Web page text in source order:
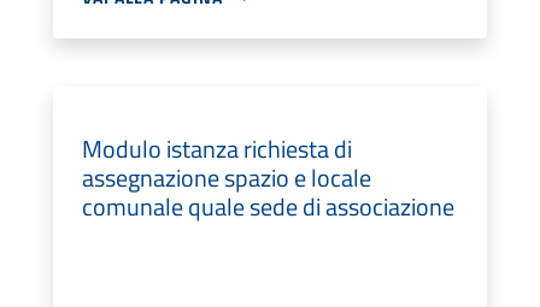
Modulo istanza richiesta di
assegnazione spazio e locale
comunale quale sede di associazione